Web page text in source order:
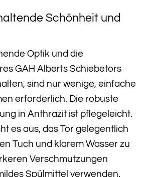
Schönheit und
Optik und die
GAH Alberts Schiebetors
sind nur wenige, einfache
erforderlich. Die robuste
in Anthrazit ist pflegeleicht.
es aus, das Tor gelegentlich
Tuch und klarem Wasser zu
Verschmutzungen
Spülmittel verwenden.